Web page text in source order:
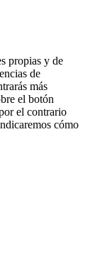
propias y de
de
más
el botón
el contrario
cómo